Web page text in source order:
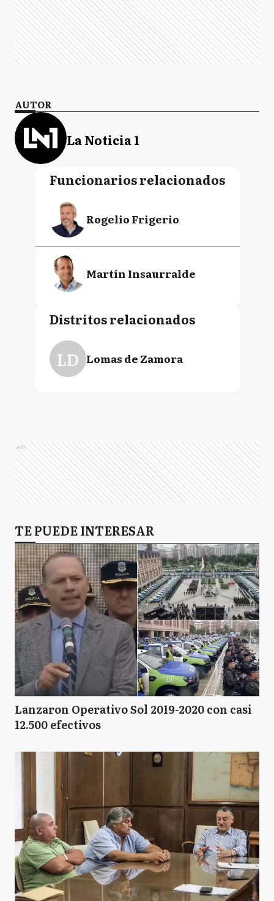
AUTOR
La Noticia 1
Funcionarios relacionados
Rogelio Frigerio
Martín Insaurralde
Distritos relacionados
LD Lomas de Zamora
Ads
TE PUEDE INTERESAR
Lanzaron Operativo Sol 2019-2020 con casi
12.500 efectivos